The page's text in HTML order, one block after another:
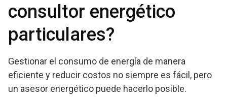
consultor energético
particulares?
Gestionar el consumo de energía de manera
eficiente y reducir costos no siempre es fácil, pero
un asesor energético puede hacerlo posible.